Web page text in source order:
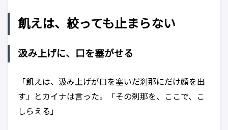
飢えは、絞っても止まらない
汲み上げに、口を塞がせる
「飢えは、汲み上げが口を塞いだ刹那にだけ顔を出
す」とカイナは言った。「その刹那を、ここで、こ
しらえる」